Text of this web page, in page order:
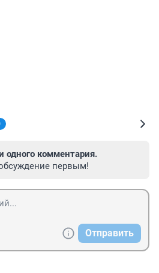
одного комментария.
первым!
Отправить